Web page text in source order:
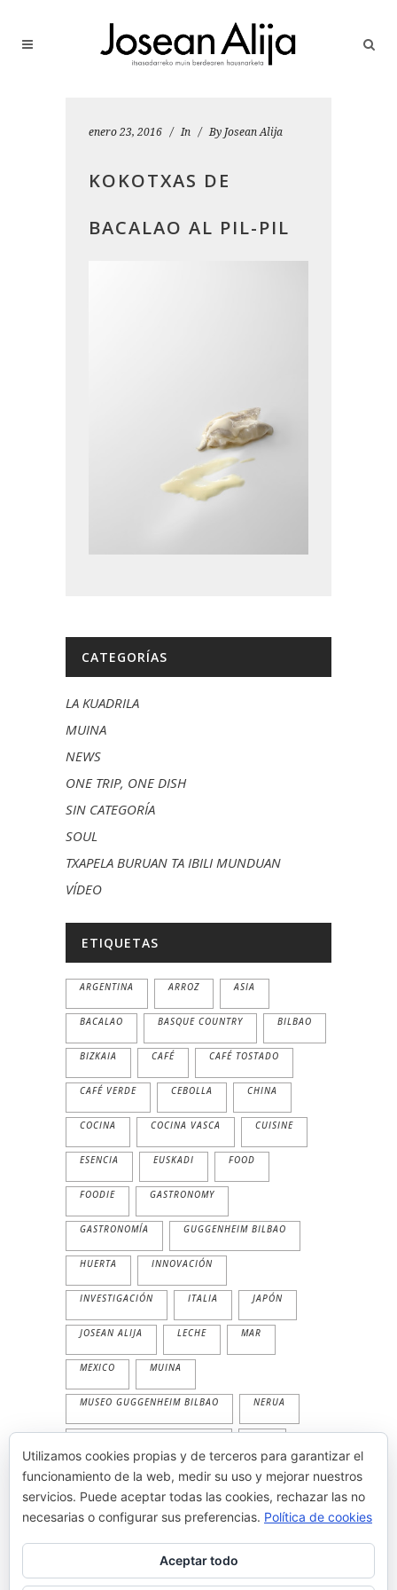
enero 23, 2016 In By Josean Alija
KOKOTXAS DE
BACALAO AL PIL-PIL
CATEGORÍAS
LA KUADRILA
MUINA
NEWS
ONE TRIP, ONE DISH
SIN CATEGORÍA
SOUL
TXAPELA BURUAN TA IBILI MUNDUAN
VÍDEO
ETIQUETAS
ARGENTINA ARROZ ASIA
BACALAO BASQUE COUNTRY BILBAO
BIZKAIA CAFÉ CAFÉ TOSTADO
CAFÉ VERDE CEBOLLA CHINA
COCINA COCINA VASCA CUISINE
ESENCIA EUSKADI FOOD
FOODIE GASTRONOMY
GASTRONOMÍA GUGGENHEIM BILBAO
HUERTA INNOVACIÓN
INVESTIGACIÓN ITALIA JAPÓN
JOSEAN ALIJA LECHE MAR
MEXICO MUINA
MUSEO GUGGENHEIM BILBAO NERUA
NERUA GUGGENHEIM BILBAO PAN
PESCADO PLANTA
PRODUCTOS TEMPORALIDAD
Utilizamos cookies propias y de terceros para garantizar el
funcionamiento de la web, medir su uso y mejorar nuestros
servicios. Puede aceptar todas las cookies, rechazar las no
necesarias o configurar sus preferencias. Política de cookies
Aceptar todo